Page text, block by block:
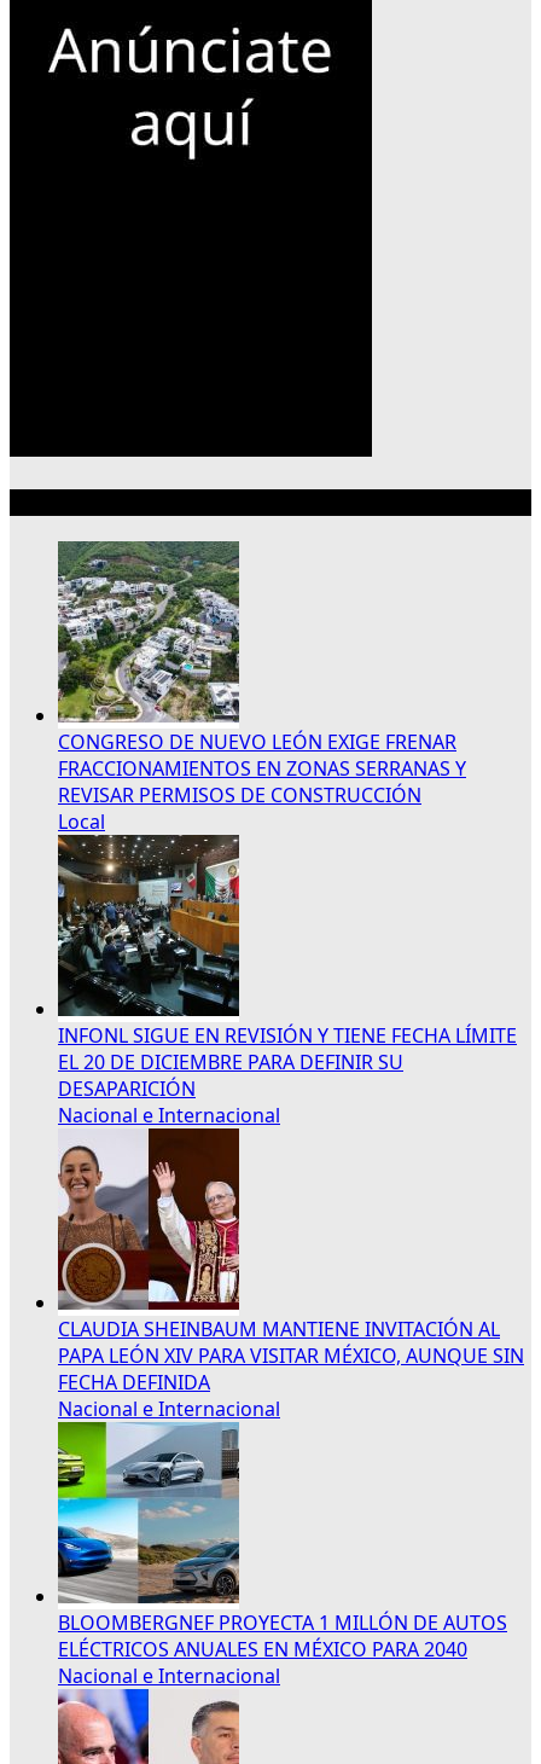
CONGRESO DE NUEVO LEÓN EXIGE FRENAR
FRACCIONAMIENTOS EN ZONAS SERRANAS Y
REVISAR PERMISOS DE CONSTRUCCIÓN
Local
INFONL SIGUE EN REVISIÓN Y TIENE FECHA LÍMITE
EL 20 DE DICIEMBRE PARA DEFINIR SU
DESAPARICIÓN
Nacional e Internacional
CLAUDIA SHEINBAUM MANTIENE INVITACIÓN AL
PAPA LEÓN XIV PARA VISITAR MÉXICO, AUNQUE SIN
FECHA DEFINIDA
Nacional e Internacional
BLOOMBERGNEF PROYECTA 1 MILLÓN DE AUTOS
ELÉCTRICOS ANUALES EN MÉXICO PARA 2040
Nacional e Internacional